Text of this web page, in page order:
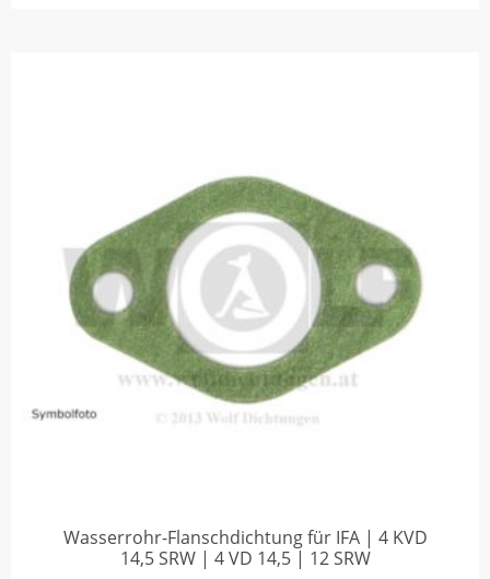
Wasserrohr-Flanschdichtung für IFA | 4 KVD
14,5 SRW | 4 VD 14,5 | 12 SRW